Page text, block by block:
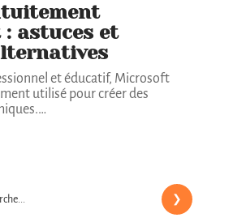
astuces et
et éducatif, Microsoft
utilisé pour créer des
…